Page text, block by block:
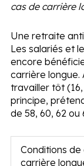
cas de carrière
Une retraite
Les salariés et
encore
carrière longue.
travailler tôt
principe,
de 58, 60, 62
Conditions
carrière